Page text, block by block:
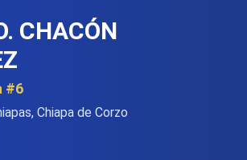
CHACÓN
#6
Chiapa de Corzo